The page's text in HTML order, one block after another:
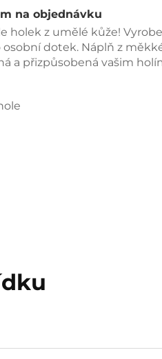
na objednávku
holek z umělé kůže!
dotek. Náplň z
a přizpůsobená vašim